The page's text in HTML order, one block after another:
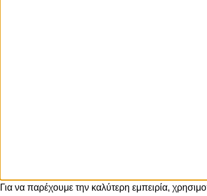
Για να παρέχουμε την καλύτερη εμπειρία,